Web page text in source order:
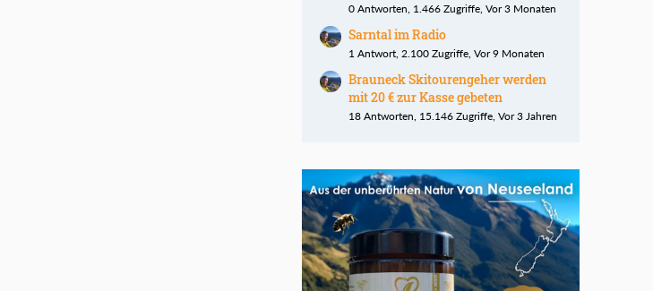
0 Antworten, 1.466 Zugriffe, Vor 3 Monaten
Sarntal im Radio
1 Antwort, 2.100 Zugriffe, Vor 9 Monaten
Brauneck Skitourengeher werden
mit 20 € zur Kasse gebeten
18 Antworten, 15.146 Zugriffe, Vor 3 Jahren